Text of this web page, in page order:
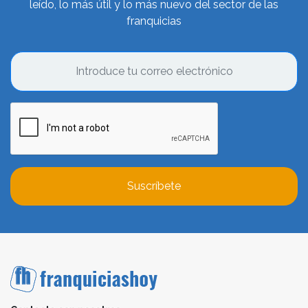
Más tarde, en 2007, estas
establecimiento de llamada y se asentó como el coste
del primer minuto, incluso aunque se haya hablado unos
segundos. A su vez, en 2012, las grandes compañías
telefónicas dejaron de subvencionar terminales
gratuitos debido a la fuerte crisis global. Otro hito en el
sector, apunta a la llegada de la red 4G en 2013, lo que
mejoró la velocidad de navegación, aunque al principio
estaba bastante reservado a pocos operadores. Desde
entonces, el sector ha seguido creciendo a un ritmo
vertiginoso, y han aparecido novedades tanto a nivel de
quizá sea uno de los factores que más han crecido y se
Factores clave de las franquicias de
móviles
leído, lo más útil y lo más nuevo del sector de las
franquicias
Suscríbete